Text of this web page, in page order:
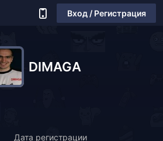
Вход / Регистрация
DIMAGA
Дата регистрации